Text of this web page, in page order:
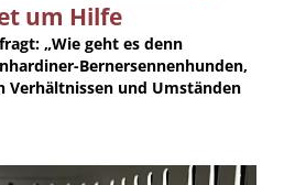
um Hilfe
„Wie geht es denn
Bernersennenhunden,
Verhältnissen und Umständen